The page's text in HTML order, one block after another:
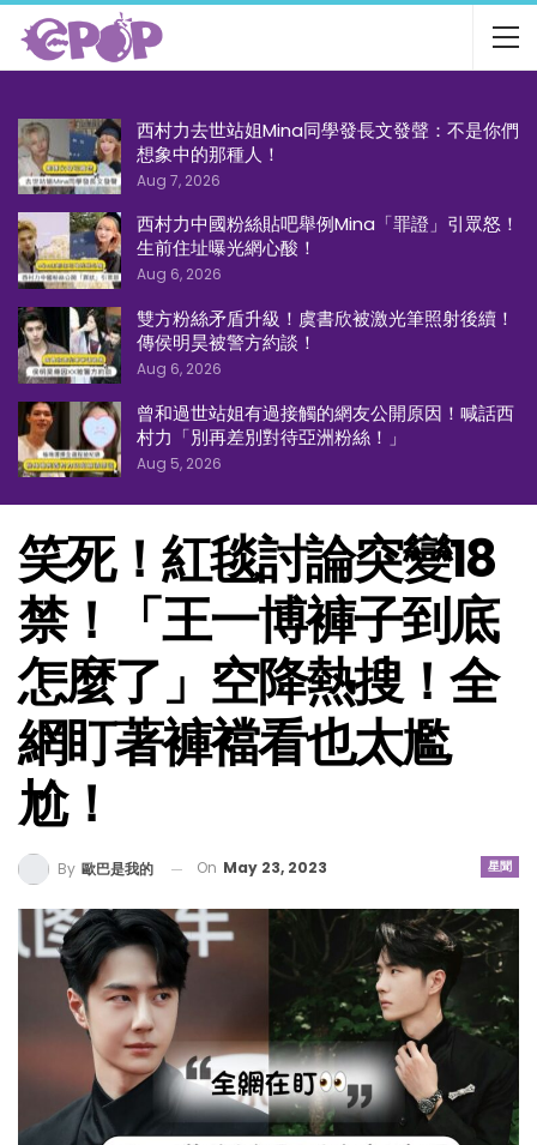
西村力去世站姐Mina同學發長文發聲：不是你們
想象中的那種人！
Aug 7, 2026
西村力中國粉絲貼吧舉例Mina「罪證」引眾怒！
生前住址曝光網心酸！
Aug 6, 2026
雙方粉絲矛盾升級！虞書欣被激光筆照射後續！
傳侯明昊被警方約談！
Aug 6, 2026
曾和過世站姐有過接觸的網友公開原因！喊話西
村力「別再差別對待亞洲粉絲！」
Aug 5, 2026
笑死！紅毯討論突變18
禁！「王一博褲子到底
怎麼了」空降熱搜！全
網盯著褲襠看也太尷
尬！
星聞
By 歐巴是我的 On May 23, 2023